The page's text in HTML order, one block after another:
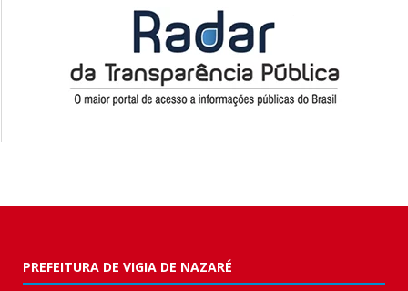
PREFEITURA DE VIGIA DE NAZARÉ